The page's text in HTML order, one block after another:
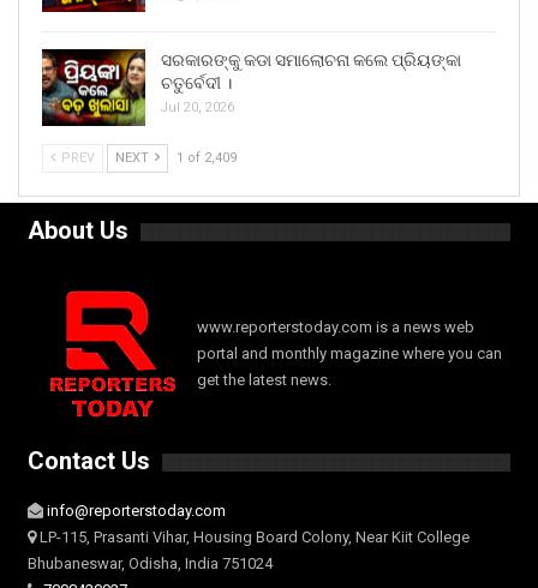
ସରକାରଙ୍କୁ କଡା ସମାଲୋଚନା କଲେ ପ୍ରିୟଙ୍କା
ଚତୁର୍ବେଦୀ ।
Jul 20, 2026
PREV NEXT 1 of 2,409
About Us
www.reporterstoday.com is a news web
portal and monthly magazine where you can
get the latest news.
Contact Us
info@reporterstoday.com
LP-115, Prasanti Vihar, Housing Board Colony, Near Kiit College
Bhubaneswar, Odisha, India 751024